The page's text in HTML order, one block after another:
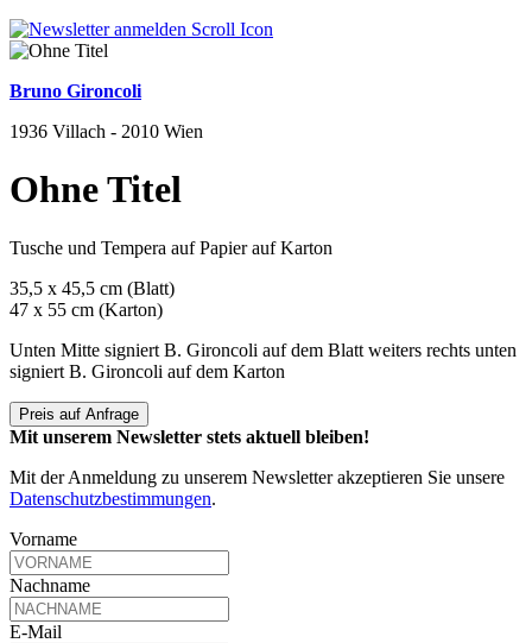
Bruno Gironcoli
1936 Villach - 2010 Wien
Ohne Titel
Tusche und Tempera auf Papier auf Karton
35,5 x 45,5 cm (Blatt)
47 x 55 cm (Karton)
Unten Mitte signiert B. Gironcoli auf dem Blatt weiters rechts unten
signiert B. Gironcoli auf dem Karton
Preis auf Anfrage
Mit unserem Newsletter stets aktuell bleiben!
Mit der Anmeldung zu unserem Newsletter akzeptieren Sie unsere
Datenschutzbestimmungen.
Vorname
Nachname
E-Mail